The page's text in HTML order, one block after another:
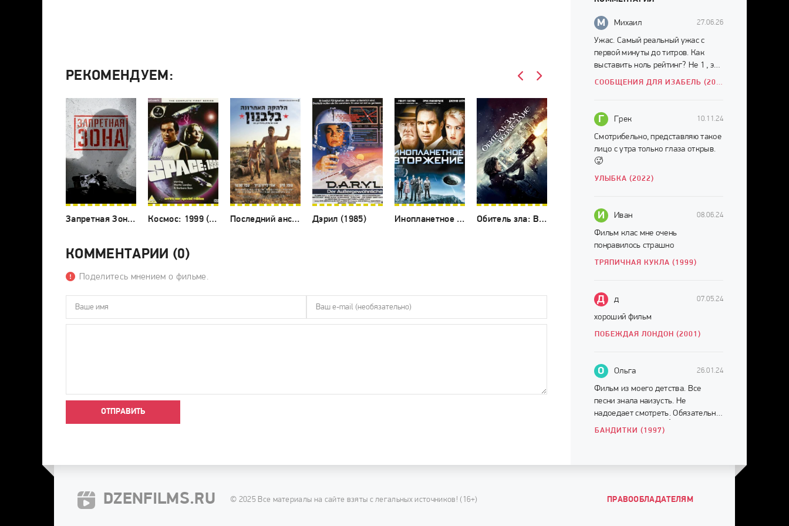
РЕКОМЕНДУЕМ:
Запретная Зона 3D (2015) Космос: 1999 (1975) Последний ансамбль в Ливане (2016) Дэрил (1985) Инопланетное вторжение (2009) Обитель зла: Возмездие (2012)
КОММЕНТАРИИ (0)
Поделитесь мнением о фильме.
ОТПРАВИТЬ
М Михаил 27.06.26
Ужас. Самый реальный ужас с
первой минуты до титров. Как
выставить ноль рейтинг? Не 1 , это
много. НОЛЬ.
СООБЩЕНИЯ ДЛЯ ИЗАБЕЛЬ (2026)
Г Грек 10.11.24
Смотрибельно, представляю такое
лицо с утра только глаза открыв.
🥵
УЛЫБКА (2022)
И Иван 08.06.24
Фильм клас мне очень
понравилось страшно
ТРЯПИЧНАЯ КУКЛА (1999)
Д д 07.05.24
хороший фильм
ПОБЕЖДАЯ ЛОНДОН (2001)
О Ольга 26.01.24
Фильм из моего детства. Все
песни знала наизусть. Не
надоедает смотреть. Обязательно
смотреть до конца ☝️
БАНДИТКИ (1997)
DZENFILMS.RU © 2025 Все материалы на сайте взяты с легальных источников! (16+) ПРАВООБЛАДАТЕЛЯМ